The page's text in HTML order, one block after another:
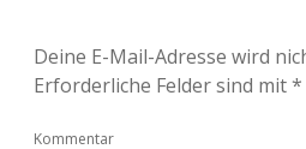
Deine E-Mail-Adresse wird
Erforderliche Felder sind mit*
Kommentar